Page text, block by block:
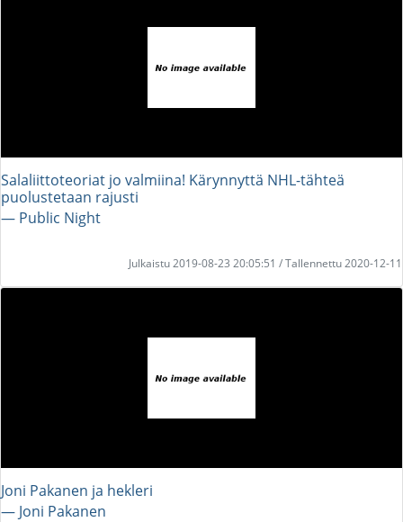
Salaliittoteoriat jo valmiina! Kärynnyttä NHL-tähteä
puolustetaan rajusti
― Public Night
Julkaistu 2019-08-23 20:05:51 / Tallennettu 2020-12-11
Joni Pakanen ja hekleri
― Joni Pakanen